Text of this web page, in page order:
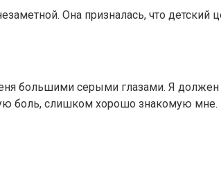
Она призналась, что
большими серыми глазами. Я должен
боль, слишком хорошо знакомую мне.